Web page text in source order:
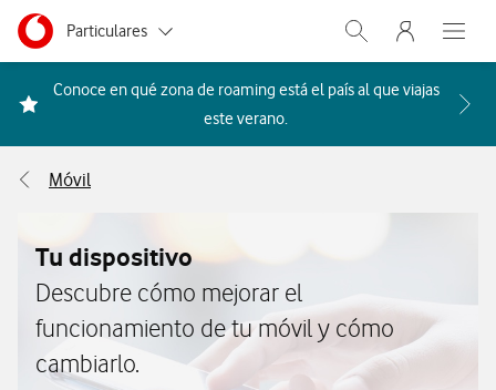
Ir a la pagina principal de vodafone.es
Menu navegación Segmento
Particulares
Autónomos
Grandes empresas
Abrir buscador.
Menu
Abre
Conoce en qué zona de roaming está el país al que viajas
este verano. Acceder a la FAQ Qué
Móvil
Tu dispositivo
Descubre cómo mejorar el
funcionamiento de tu móvil y cómo
cambiarlo.